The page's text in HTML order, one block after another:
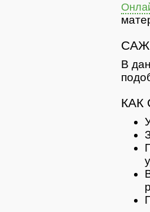
В
КАК